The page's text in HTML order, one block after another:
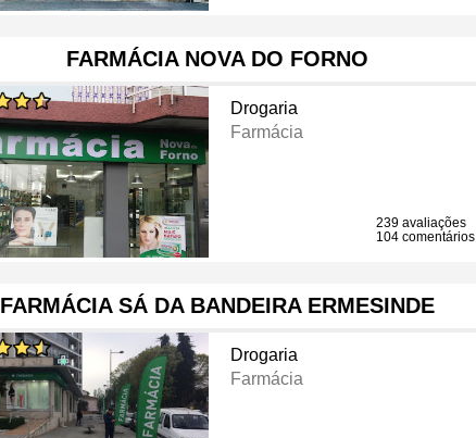
FARMÁCIA NOVA DO FORNO
Drogaria
Farmácia
239 avaliações
104 comentários
FARMÁCIA SÁ DA BANDEIRA ERMESINDE
Drogaria
Farmácia